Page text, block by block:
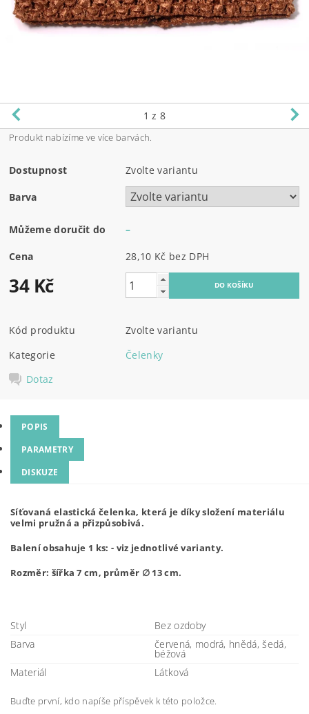
1 z 8
Produkt nabízíme ve více barvách.
Dostupnost Zvolte variantu
Barva
Můžeme doručit do –
Cena 28,10 Kč bez DPH
34 Kč
Kód produktu
Zvolte variantu
Kategorie
Čelenky
Dotaz
POPIS
PARAMETRY
DISKUZE
Síťovaná elastická čelenka, která je díky složení materiálu
velmi pružná a přizpůsobivá.
Balení obsahuje 1 ks: - viz jednotlivé varianty.
Rozměr: šířka 7 cm, průměr ∅ 13 cm.
Styl
Bez ozdoby
Barva
červená, modrá, hnědá, šedá,
béžová
Materiál
Látková
Buďte první, kdo napíše příspěvek k této položce.